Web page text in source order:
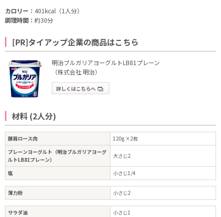
カロリー： 401kcal（1人分）
調理時間： 約30分
[PR]タイアップ企業の商品はこちら
明治ブルガリアヨーグルトLB81プレーン
（株式会社 明治）
詳しくはこちらへ
材料 (2人分)
豚肩ロース肉
120g ×2枚
プレーンヨーグルト（明治ブルガリアヨーグ
ルトLB81プレーン）
大さじ2
塩 小さじ1/4
薄力粉 小さじ2
サラダ油 小さじ1